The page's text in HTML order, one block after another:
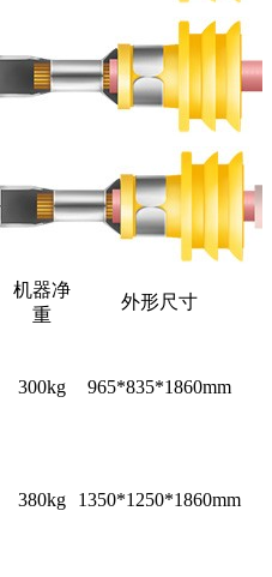
机器净
重
外形尺寸
300kg 965*835*1860mm
380kg 1350*1250*1860mm